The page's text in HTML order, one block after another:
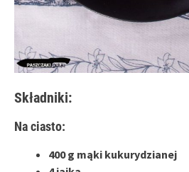
Składniki:
Na ciasto:
400 g mąki kukurydzianej